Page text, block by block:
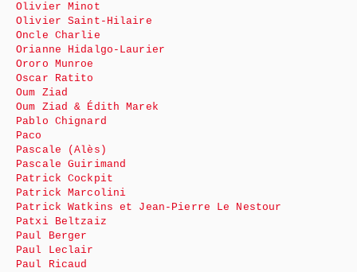
Olivier Minot
Olivier Saint-Hilaire
Oncle Charlie
Orianne Hidalgo-Laurier
Ororo Munroe
Oscar Ratito
Oum Ziad
Oum Ziad & Édith Marek
Pablo Chignard
Paco
Pascale (Alès)
Pascale Guirimand
Patrick Cockpit
Patrick Marcolini
Patrick Watkins et Jean-Pierre Le Nestour
Patxi Beltzaiz
Paul Berger
Paul Leclair
Paul Ricaud